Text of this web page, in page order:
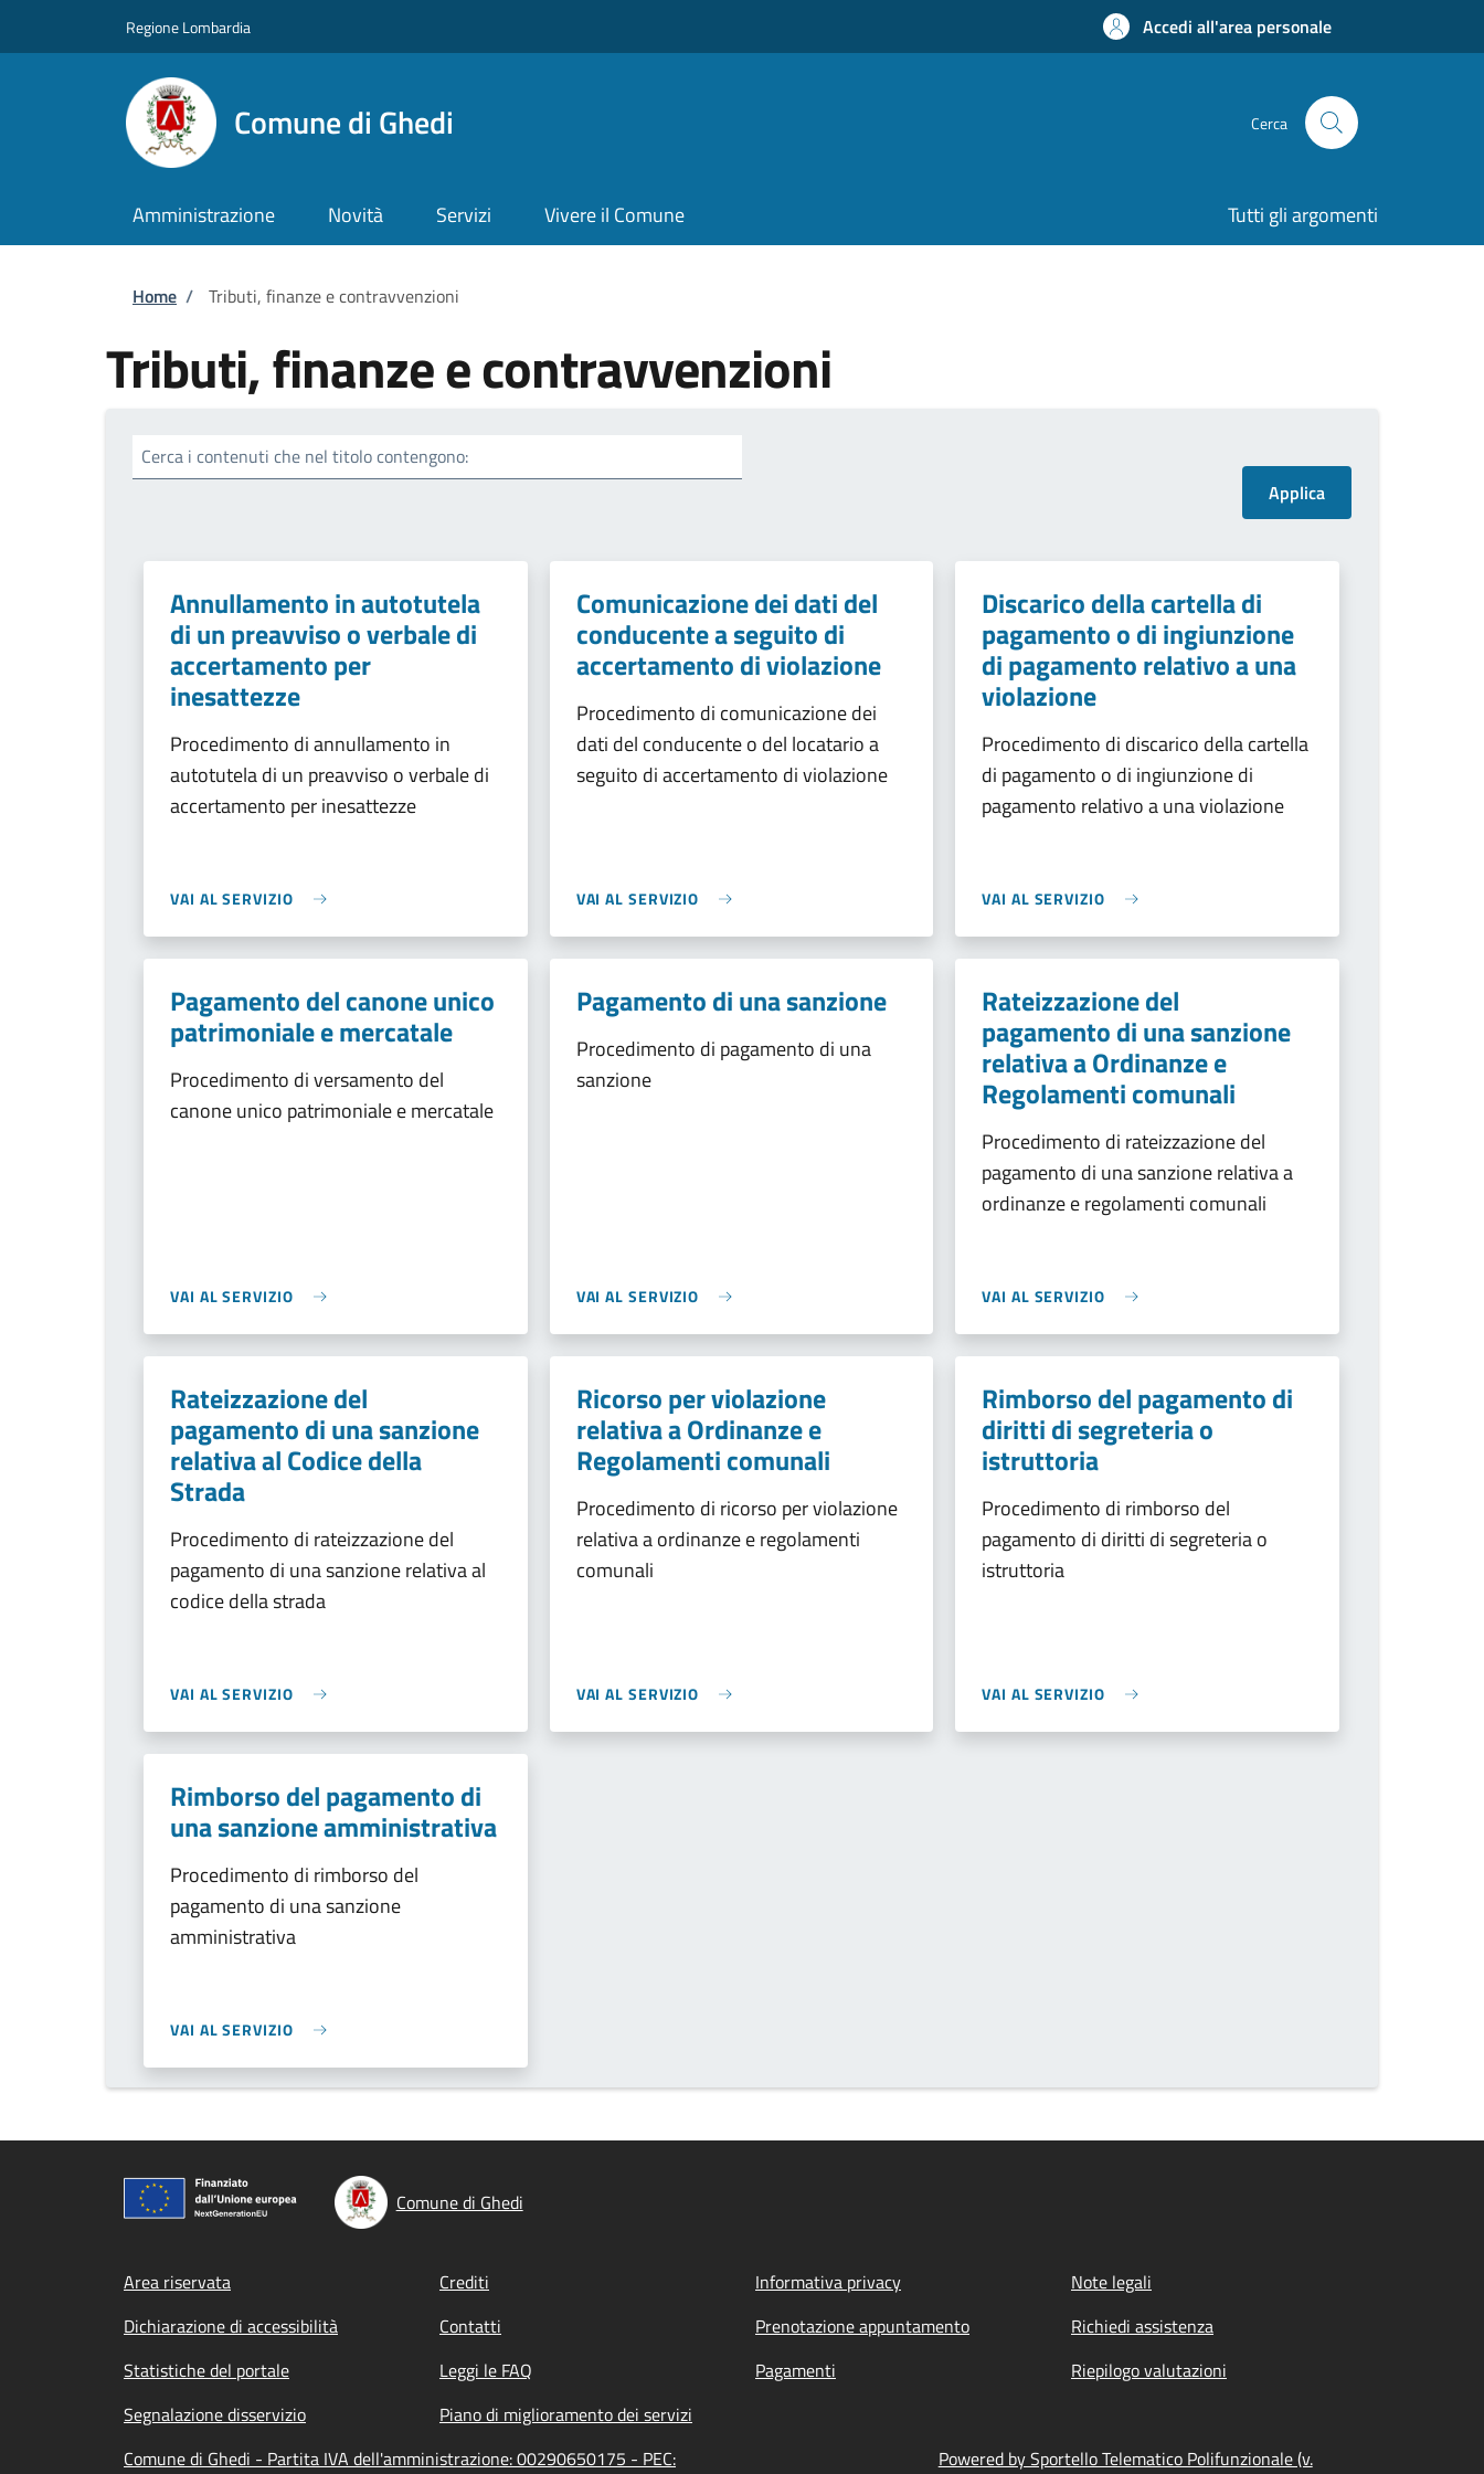
Regione Lombardia Accedi all'area personale
Comune di Ghedi Cerca
Amministrazione Novità Servizi Vivere il Comune Tutti gli argomenti
Briciole di pane
Home / Tributi, finanze e contravvenzioni
Tributi, finanze e contravvenzioni
Cerca i contenuti che nel titolo contengono:
Annullamento in autotutela
di un preavviso o verbale di
accertamento per
inesattezze
Procedimento di annullamento in
autotutela di un preavviso o verbale di
accertamento per inesattezze
VAI AL SERVIZIO
Comunicazione dei dati del
conducente a seguito di
accertamento di violazione
Procedimento di comunicazione dei
dati del conducente o del locatario a
seguito di accertamento di violazione
VAI AL SERVIZIO
Discarico della cartella di
pagamento o di ingiunzione
di pagamento relativo a una
violazione
Procedimento di discarico della cartella
di pagamento o di ingiunzione di
pagamento relativo a una violazione
VAI AL SERVIZIO
Pagamento del canone unico
patrimoniale e mercatale
Procedimento di versamento del
canone unico patrimoniale e mercatale
VAI AL SERVIZIO
Pagamento di una sanzione
Procedimento di pagamento di una
sanzione
VAI AL SERVIZIO
Rateizzazione del
pagamento di una sanzione
relativa a Ordinanze e
Regolamenti comunali
Procedimento di rateizzazione del
pagamento di una sanzione relativa a
ordinanze e regolamenti comunali
VAI AL SERVIZIO
Rateizzazione del
pagamento di una sanzione
relativa al Codice della
Strada
Procedimento di rateizzazione del
pagamento di una sanzione relativa al
codice della strada
VAI AL SERVIZIO
Ricorso per violazione
relativa a Ordinanze e
Regolamenti comunali
Procedimento di ricorso per violazione
relativa a ordinanze e regolamenti
comunali
VAI AL SERVIZIO
Rimborso del pagamento di
diritti di segreteria o
istruttoria
Procedimento di rimborso del
pagamento di diritti di segreteria o
istruttoria
VAI AL SERVIZIO
Rimborso del pagamento di
una sanzione amministrativa
Procedimento di rimborso del
pagamento di una sanzione
amministrativa
VAI AL SERVIZIO
Comune di Ghedi
Footer menu
Area riservata Crediti Informativa privacy
Note legali
Dichiarazione di accessibilità
Contatti Prenotazione appuntamento
Richiedi assistenza
Statistiche del portale
Leggi le FAQ Pagamenti
Riepilogo valutazioni
Segnalazione disservizio
Piano di miglioramento dei servizi
Comune di Ghedi - Partita IVA dell'amministrazione: 00290650175 - PEC:
Powered by Sportello Telematico Polifunzionale (v.